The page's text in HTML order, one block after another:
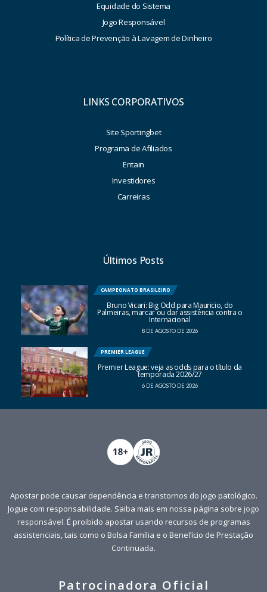
Equidade do Sistema
Jogo Responsável
Política de Prevenção à Lavagem de Dinheiro
LINKS CORPORATIVOS
Site Sportingbet
Programa de Afiliados
Entain
Investidores
Carreiras
Últimos Posts
CAMPEONATO BRASILEIRO
Bruno Vicari: Big Odd para Mauricio, do
Palmeiras, marcar ou dar assistência contra o
Internacional
8 DE AGOSTO DE 2026
PREMIER LEAGUE
Premier League: veja as odds para o título da
temporada 2026/27
6 DE AGOSTO DE 2026
Apostar pode causar dependência e transtornos do jogo patológico.
Jogue com responsabilidade. Saiba mais em nossa página sobre jogo
responsável. É proibido apostar usando recursos de programas
assistenciais, tais como o Bolsa Família e o Benefício de Prestação
Continuada.
Patrocinadora Oficial